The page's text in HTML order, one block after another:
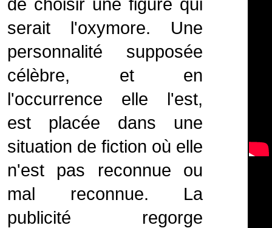
de choisir une figure qui
serait l'oxymore. Une
personnalité supposée
célèbre, et en
l'occurrence elle l'est,
est placée dans une
situation de fiction où elle
n'est pas reconnue ou
mal reconnue. La
publicité regorge